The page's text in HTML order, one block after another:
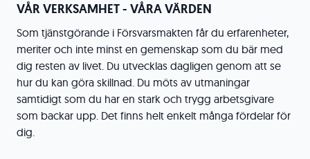
VÅR VERKSAMHET - VÅRA VÄRDEN
Som tjänstgörande i Försvarsmakten får du erfarenheter,
meriter och inte minst en gemenskap som du bär med
dig resten av livet. Du utvecklas dagligen genom att se
hur du kan göra skillnad. Du möts av utmaningar
samtidigt som du har en stark och trygg arbetsgivare
som backar upp. Det finns helt enkelt många fördelar för
dig.